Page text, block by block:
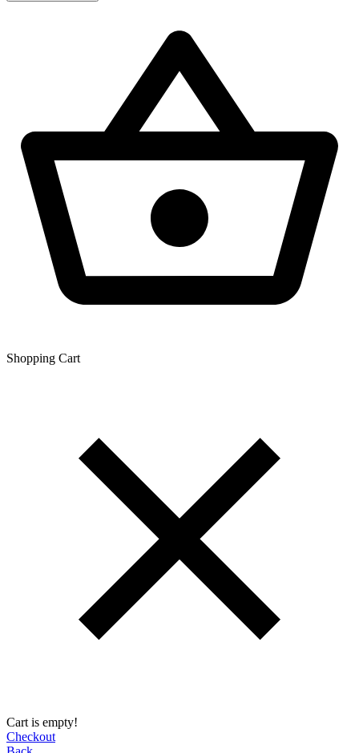
Shopping Сart
Cart is empty!
Checkout